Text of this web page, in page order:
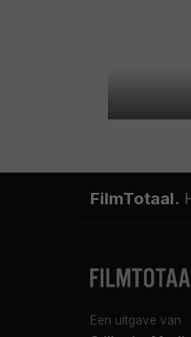
FilmTotaal.
Een uitgave van